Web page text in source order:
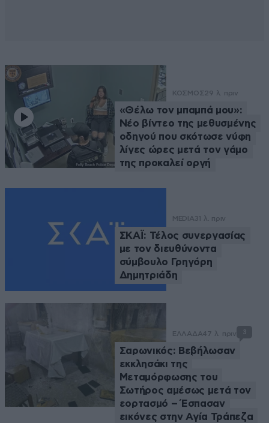
ΚΟΣΜΟΣ29 λ. πριν
«Θέλω τον μπαμπά μου»:
Νέο βίντεο της μεθυσμένης
οδηγού που σκότωσε νύφη
λίγες ώρες μετά τον γάμο
της προκαλεί οργή
MEDIA31 λ. πριν
ΣΚΑΪ: Τέλος συνεργασίας
με τον διευθύνοντα
σύμβουλο Γρηγόρη
Δημητριάδη
ΕΛΛΑΔΑ47 λ. πριν 3
Σαρωνικός: Βεβήλωσαν
εκκλησάκι της
Μεταμόρφωσης του
Σωτήρος αμέσως μετά τον
εορτασμό – Έσπασαν
εικόνες στην Αγία Τράπεζα